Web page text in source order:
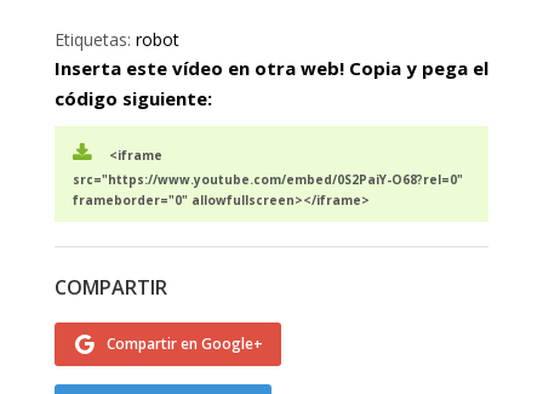
Etiquetas: robot
Inserta este vídeo en otra web! Copia y pega el
código siguiente:
<iframe
src="https://www.youtube.com/embed/0S2PaiY-O68?rel=0"
frameborder="0" allowfullscreen></iframe>
COMPARTIR
Compartir en Google+